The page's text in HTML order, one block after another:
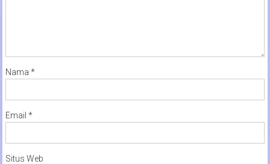
Nama *
Email *
Situs Web